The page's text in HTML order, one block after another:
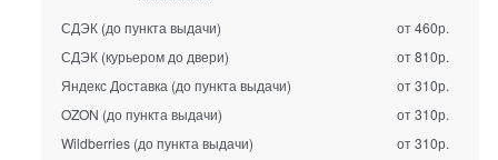
СДЭК (до пункта выдачи)
от 460р.
СДЭК (курьером до двери)
от 810р.
Яндекс Доставка (до пункта выдачи)
от 310р.
OZON (до пункта выдачи)
от 310р.
Wildberries (до пункта выдачи)
от 310р.